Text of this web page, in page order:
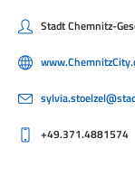
Stadt Chemnitz-
+49.371.4881574